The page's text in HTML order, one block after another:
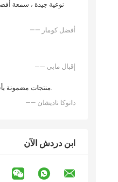
نوعية جيدة ، سمعة
—— أفضل كومار
—— إقبال مابي
منتجات مضمونة بأفضل خدمة من الخبرة.
—— دانوكا ناديشان
ابن دردش الآن